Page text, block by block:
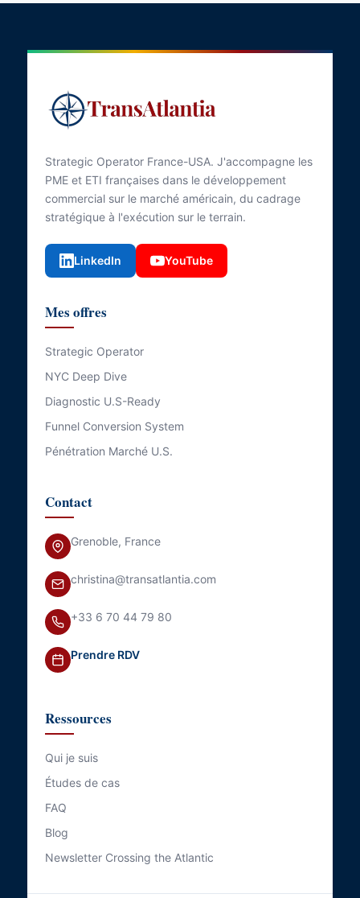
Strategic Operator France-USA. J'accompagne les
PME et ETI françaises dans le développement
commercial sur le marché américain, du cadrage
stratégique à l'exécution sur le terrain.
LinkedIn YouTube
Mes offres
Strategic Operator
NYC Deep Dive
Diagnostic U.S-Ready
Funnel Conversion System
Pénétration Marché U.S.
Contact
Grenoble, France
christina@transatlantia.com
+33 6 70 44 79 80
Prendre RDV
Ressources
Qui je suis
Études de cas
FAQ
Blog
Newsletter Crossing the Atlantic